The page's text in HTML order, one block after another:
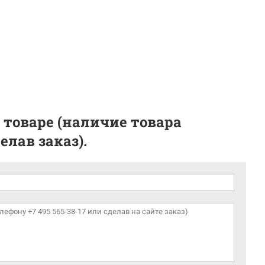
(наличие товара
заказ).